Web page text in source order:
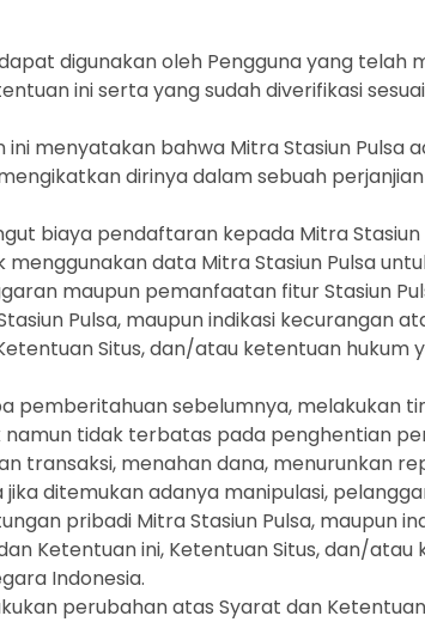
digunakan oleh Pengguna yang telah
ini serta yang sudah diverifikasi
ini menyatakan bahwa Mitra Stasiun Pulsa
dirinya dalam sebuah
biaya pendaftaran kepada Mitra Stasiun
menggunakan data Mitra Stasiun Pulsa
maupun pemanfaatan fitur Stasiun
Pulsa, maupun indikasi kecurangan
Situs, dan/atau ketentuan hukum
pemberitahuan sebelumnya, melakukan
tidak terbatas pada penghentian
transaksi, menahan dana, menurunkan
ditemukan adanya manipulasi,
pribadi Mitra Stasiun Pulsa, maupun
Ketentuan ini, Ketentuan Situs, dan/atau
Indonesia.
perubahan atas Syarat dan